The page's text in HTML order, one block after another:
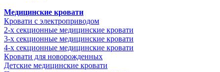
Медицинские кровати
Кровати с электроприводом
2-х секционные медицинские кровати
3-х секционные медицинские кровати
4-х секционные медицинские кровати
Кровати для новорожденных
Детские медицинские кровати